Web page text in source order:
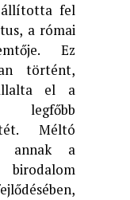
állította fel
a római
Ez
történt,
el a
legfőbb
Méltó
annak a